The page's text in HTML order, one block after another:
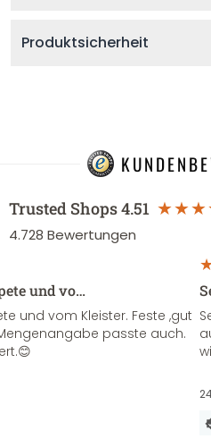
Produktsicherheit
Trusted Shops4.51
4.728 Bewertungen
und vo…
und vom Kleister. Feste ,gut
passte auch.